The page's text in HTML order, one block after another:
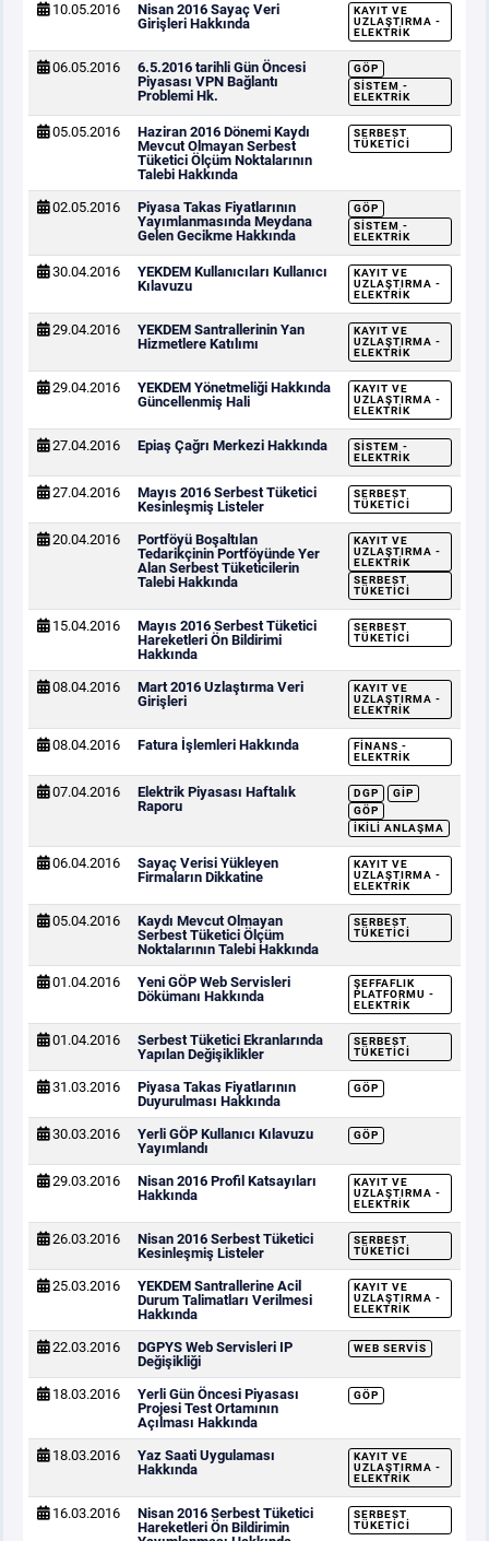
BT HİZMET YÖNETİM SİSTEMİ POLİTİKAMIZ
10.05.2016
Nisan 2016 Sayaç Veri
Girişleri Hakkında
KAYIT VE
UZLAŞTIRMA -
ELEKTRIK
06.05.2016
6.5.2016 tarihli Gün Öncesi
Piyasası VPN Bağlantı
Problemi Hk.
GÖP
SISTEM -
ELEKTRIK
05.05.2016
Haziran 2016 Dönemi Kaydı
Mevcut Olmayan Serbest
Tüketici Ölçüm Noktalarının
Talebi Hakkında
SERBEST
TÜKETICI
02.05.2016
Piyasa Takas Fiyatlarının
Yayımlanmasında Meydana
Gelen Gecikme Hakkında
GÖP
SISTEM -
ELEKTRIK
30.04.2016
YEKDEM Kullanıcıları Kullanıcı
Kılavuzu
KAYIT VE
UZLAŞTIRMA -
ELEKTRIK
29.04.2016
YEKDEM Santrallerinin Yan
Hizmetlere Katılımı
KAYIT VE
UZLAŞTIRMA -
ELEKTRIK
29.04.2016
YEKDEM Yönetmeliği Hakkında
Güncellenmiş Hali
KAYIT VE
UZLAŞTIRMA -
ELEKTRIK
27.04.2016 Epiaş Çağrı Merkezi Hakkında
SISTEM -
ELEKTRIK
27.04.2016
Mayıs 2016 Serbest Tüketici
Kesinleşmiş Listeler
SERBEST
TÜKETICI
20.04.2016
Portföyü Boşaltılan
Tedarikçinin Portföyünde Yer
Alan Serbest Tüketicilerin
Talebi Hakkında
KAYIT VE
UZLAŞTIRMA -
ELEKTRIK
SERBEST
TÜKETICI
15.04.2016
Mayıs 2016 Serbest Tüketici
Hareketleri Ön Bildirimi
Hakkında
SERBEST
TÜKETICI
08.04.2016
Mart 2016 Uzlaştırma Veri
Girişleri
KAYIT VE
UZLAŞTIRMA -
ELEKTRIK
08.04.2016 Fatura İşlemleri Hakkında
FINANS -
ELEKTRIK
07.04.2016
Elektrik Piyasası Haftalık
Raporu
DGP
GİP
GÖP
İKILI ANLAŞMA
06.04.2016
Sayaç Verisi Yükleyen
Firmaların Dikkatine
KAYIT VE
UZLAŞTIRMA -
ELEKTRIK
05.04.2016
Kaydı Mevcut Olmayan
Serbest Tüketici Ölçüm
Noktalarının Talebi Hakkında
SERBEST
TÜKETICI
01.04.2016
Yeni GÖP Web Servisleri
Dökümanı Hakkında
ŞEFFAFLIK
PLATFORMU -
ELEKTRIK
01.04.2016
Serbest Tüketici Ekranlarında
Yapılan Değişiklikler
SERBEST
TÜKETICI
31.03.2016
Piyasa Takas Fiyatlarının
Duyurulması Hakkında
GÖP
30.03.2016
Yerli GÖP Kullanıcı Kılavuzu
Yayımlandı
GÖP
29.03.2016
Nisan 2016 Profil Katsayıları
Hakkında
KAYIT VE
UZLAŞTIRMA -
ELEKTRIK
26.03.2016
Nisan 2016 Serbest Tüketici
Kesinleşmiş Listeler
SERBEST
TÜKETICI
25.03.2016
YEKDEM Santrallerine Acil
Durum Talimatları Verilmesi
Hakkında
KAYIT VE
UZLAŞTIRMA -
ELEKTRIK
22.03.2016
DGPYS Web Servisleri IP
Değişikliği
WEB SERVIS
18.03.2016
Yerli Gün Öncesi Piyasası
Projesi Test Ortamının
Açılması Hakkında
GÖP
18.03.2016
Yaz Saati Uygulaması
Hakkında
KAYIT VE
UZLAŞTIRMA -
ELEKTRIK
16.03.2016
Nisan 2016 Serbest Tüketici
Hareketleri Ön Bildirimin
SERBEST
TÜKETICI